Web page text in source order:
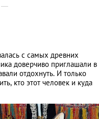
с самых древних
доверчиво приглашали в
отдохнуть. И только
кто этот человек и куда